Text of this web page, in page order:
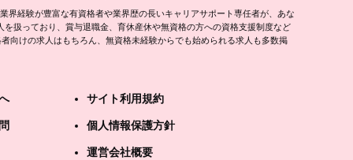
経験が豊富な有資格者や業界歴の長いキャリアサポート専任者が、あな
扱っており、賞与退職金、育休産休や無資格の方への資格支援制度など
向けの求人はもちろん、無資格未経験からでも始められる求人も多数掲
サイト利用規約
個人情報保護方針
運営会社概要